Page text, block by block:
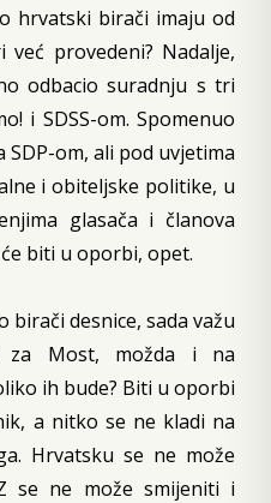
hrvatski birači imaju od
provedeni? Nadalje,
odbacio suradnju s tri
i SDSS-om. Spomenuo
om, ali pod uvjetima
i obiteljske politike, u
glasača i članova
biti u oporbi, opet.
desnice, sada važu
Most, možda i na
ih bude? Biti u oporbi
a nitko se ne kladi na
Hrvatsku se ne može
se ne može smijeniti i